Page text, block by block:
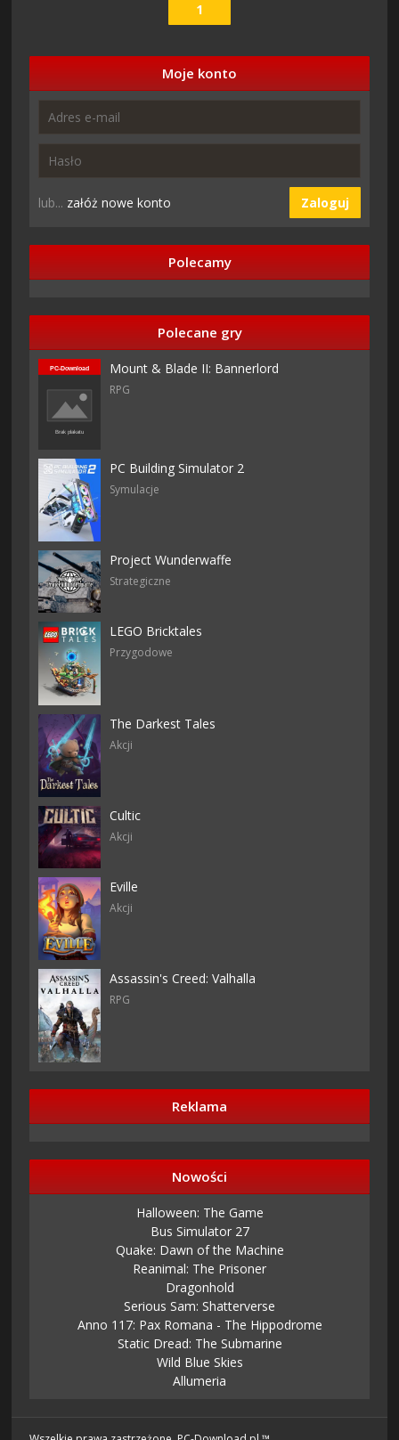
1
Moje konto
lub... załóż nowe konto Zaloguj
Polecamy
Polecane gry
Mount & Blade II: Bannerlord
RPG
PC Building Simulator 2
Symulacje
Project Wunderwaffe
Strategiczne
LEGO Bricktales
Przygodowe
The Darkest Tales
Akcji
Cultic
Akcji
Eville
Akcji
Assassin's Creed: Valhalla
RPG
Reklama
Nowości
Halloween: The Game
Bus Simulator 27
Quake: Dawn of the Machine
Reanimal: The Prisoner
Dragonhold
Serious Sam: Shatterverse
Anno 117: Pax Romana - The Hippodrome
Static Dread: The Submarine
Wild Blue Skies
Allumeria